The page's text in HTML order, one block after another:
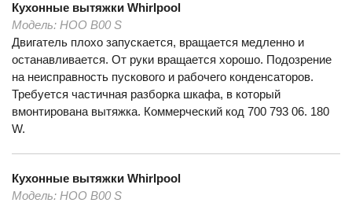
Кухонные вытяжки Whirlpool
Модель: HOO B00 S
Двигатель плохо запускается, вращается медленно и
останавливается. От руки вращается хорошо. Подозрение
на неисправность пускового и рабочего конденсаторов.
Требуется частичная разборка шкафа, в который
вмонтирована вытяжка. Коммерческий код 700 793 06. 180
W.
Кухонные вытяжки Whirlpool
Модель: HOO B00 S